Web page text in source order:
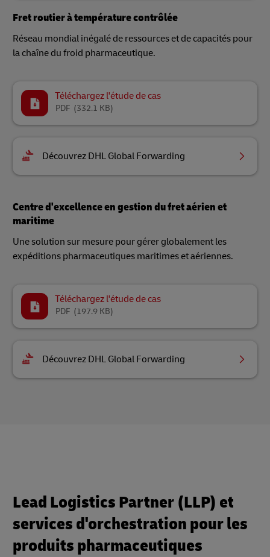
Fret routier à température contrôlée
Réseau mondial inégalé de ressources et de capacités pour
la chaîne du froid pharmaceutique.
Téléchargez l'étude de cas
(332.1 KB)
PDF
Découvrez DHL Global Forwarding
Centre d'excellence en gestion du fret aérien et
maritime
Une solution sur mesure pour gérer globalement les
expéditions pharmaceutiques maritimes et aériennes.
Téléchargez l'étude de cas
(197.9 KB)
PDF
Découvrez DHL Global Forwarding
Lead Logistics Partner (LLP) et
services d'orchestration pour les
produits pharmaceutiques